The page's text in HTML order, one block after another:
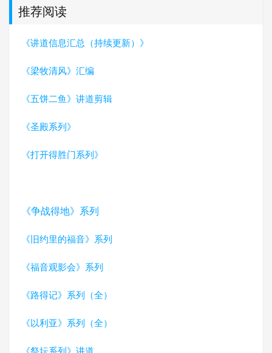
推荐阅读
《讲道信息汇总（持续更新）》
《梁牧清风》汇编
《五饼二鱼》讲道剪辑
《圣殿系列》
《打开得胜门系列》
《争战得地》系列
《旧约里的福音》系列
《福音观影会》系列
《路得记》系列（全）
《以利亚》系列（全）
《祭坛系列》讲道